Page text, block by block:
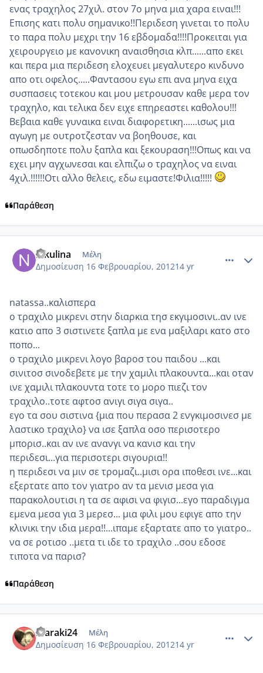
ενας τραχηλος 27χιλ. στον 7ο μηνα μια χαρα ειναι!!!
Επισης κατι πολυ σημανικο!!Περιδεση γινεται το πολυ
το παρα πολυ μεχρι την 16 εβδομαδα!!!!Προκειται για
χειρουργειο με κανονικη αναισθησια κλπ......απο εκει
και περα μια περιδεση ελοχευει μεγαλυτερο κινδυνο
απο οτι οφελος.....Φαντασου εγω επι ανα μηνα ειχα
συσπασεις τοτεκου και μου μετρουσαν καθε μερα τον
τραχηλο, και τελικα δεν ειχε επηρεαστει καθολου!!!
Βεβαια καθε γυναικα ειναι διαφορετικη......ισως μια
αγωγη με ουτροτζεσταν να βοηθουσε, και
οπωσδηποτε πολυ ξαπλα και ξεκουραση!!!Οπως και να
εχει μην αγχωνεσαι και ελπιζω ο τραχηλος να ειναι
4χιλ.!!!!!!Οτι αλλο θελεις, εδω ειμαστε!Φιλια!!!!!
Παράθεση
nikulina Μέλη
Δημοσίευση 16 Φεβρουαρίου, 201214 yr
natassa..καλισπερα
ο τραχιλο μικρενι στην διαρκια τησ εκγιμοσινι..αν ινε
κατιο απο 3 σιστινετε ξαπλα με ενα μαξιλαρι κατο στο
ποπο...
ο τραχιλο μικρενι λογο βαροσ του παιδου ...και
σινιτοσ σινοδεβετε με την χαμιλι πλακουντα...και οταν
ινε χαμιλι πλακουντα τοτε το μορο πιεζι τον
τραχιλο..τοτε αφτοσ ανιγι σιγα σιγα..
εγο τα σου σιστινα {μια που περασα 2 ενγκιμοσινεσ με
λαστικο τραχιλο} να ισε ξαπλα οσο περισοτερο
μπορισ..και αν ινε ανανγι να κανισ και την
περιδεσι...για περισοτερι σιγουρια!!
η περιδεσι να μιν σε τρομαζι..μισι ορα ιποθεσι ινε...και
εξερτατε απο τον γιατρο αν τα μενισ μεσα για
παρακολουτισι η τα σε αφισι να φιγισ...εγο παραδιγμα
εμενα μεσα για 3 μερεσ... μια φιλι μου εφιγε απο την
κλινικι την ιδια μερα!!...ιπαμε εξαρτατε απο το γιατρο..
να σε ροτισο ..μετα τι ιδε το τραχιλο ..σου εδοσε
τιποτα να παρισ?
Παράθεση
maraki24 Μέλη
Δημοσίευση 16 Φεβρουαρίου, 201214 yr